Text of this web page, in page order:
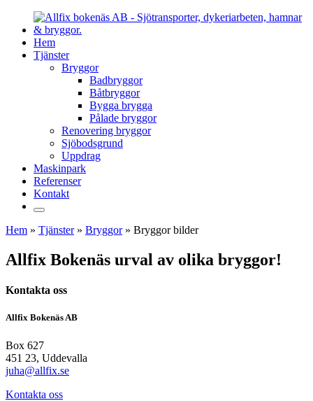
Hem
Tjänster
Bryggor
Badbryggor
Båtbryggor
Bygga brygga
Pålade bryggor
Renovering bryggor
Sjöbodsgrund
Uppdrag
Maskinpark
Referenser
Kontakt
Hem » Tjänster» Bryggor» Bryggor bilder
Allfix Bokenäs urval av olika bryggor!
Kontakta oss
Allfix Bokenäs AB
Box 627
451 23, Uddevalla
juha@allfix.se
Kontakta oss